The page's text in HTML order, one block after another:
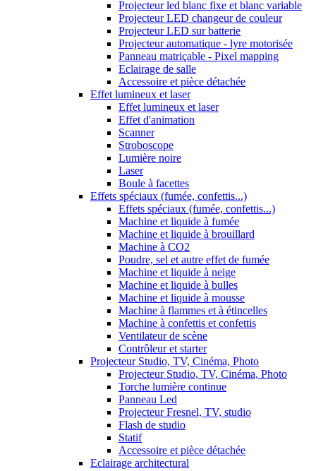
Projecteur led blanc fixe et blanc variable
Projecteur LED changeur de couleur
Projecteur LED sur batterie
Projecteur automatique - lyre motorisée
Panneau matriçable - Pixel mapping
Eclairage de salle
Accessoire et pièce détachée
Effet lumineux et laser
Effet lumineux et laser
Effet d'animation
Scanner
Stroboscope
Lumière noire
Laser
Boule à facettes
Effets spéciaux (fumée, confettis...)
Effets spéciaux (fumée, confettis...)
Machine et liquide à fumée
Machine et liquide à brouillard
Machine à CO2
Poudre, sel et autre effet de fumée
Machine et liquide à neige
Machine et liquide à bulles
Machine et liquide à mousse
Machine à flammes et à étincelles
Machine à confettis et confettis
Ventilateur de scène
Contrôleur et starter
Projecteur Studio, TV, Cinéma, Photo
Projecteur Studio, TV, Cinéma, Photo
Torche lumière continue
Panneau Led
Projecteur Fresnel, TV, studio
Flash de studio
Statif
Accessoire et pièce détachée
Eclairage architectural